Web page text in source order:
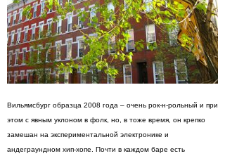
Вильямсбург образца 2008 года – очень рок-н-рольный и при
этом с явным уклоном в фолк, но, в тоже время, он крепко
замешан на экспериментальной электронике и
андеграундном хип-хопе. Почти в каждом баре есть